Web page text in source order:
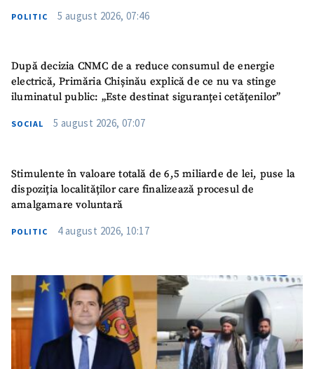
POLITIC 5 august 2026, 07:46
După decizia CNMC de a reduce consumul de energie
electrică, Primăria Chișinău explică de ce nu va stinge
iluminatul public: „Este destinat siguranței cetățenilor”
SOCIAL 5 august 2026, 07:07
Stimulente în valoare totală de 6,5 miliarde de lei, puse la
dispoziția localităților care finalizează procesul de
amalgamare voluntară
POLITIC 4 august 2026, 10:17